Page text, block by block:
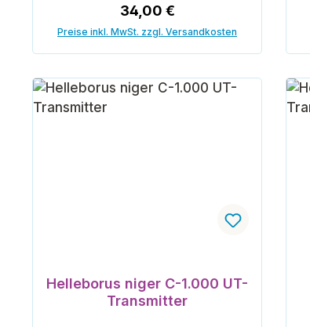
Regulärer Preis:
34,00 €
Preise inkl. MwSt. zzgl. Versandkosten
Helleborus niger C-1.000 UT-
Transmitter